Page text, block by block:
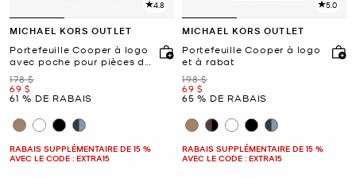
4.8
MICHAEL KORS OUTLET
Portefeuille Cooper à logo
avec poche pour pièces de
monnaie
était
178 $
maintenant
69 $
61 % DE RABAIS
RABAIS SUPPLÉMENTAIRE DE 15 %
AVEC LE CODE : EXTRA15
5.0
MICHAEL KORS OUTLET
Portefeuille Cooper à logo
et à rabat
était
198 $
maintenant
69 $
65 % DE RABAIS
RABAIS SUPPLÉMENTAIRE DE 15 %
AVEC LE CODE : EXTRA15